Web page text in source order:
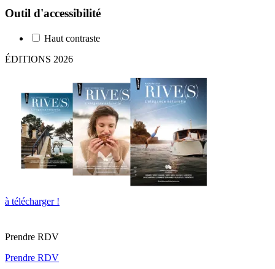
Outil d'accessibilité
Haut contraste
ÉDITIONS 2026
à télécharger !
Prendre RDV
Prendre RDV